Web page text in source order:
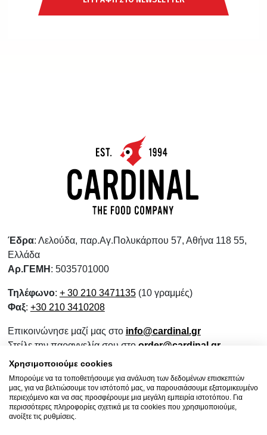
Έδρα: Λελούδα, παρ.Αγ.Πολυκάρπου 57, Αθήνα 118 55,
Ελλάδα
Αρ.ΓΕΜΗ : 5035701000
Τηλέφωνο: + 30 210 3471135(10 γραμμές)
Φαξ: +30 210 3410208
Επικοινώνησε μαζί μας στο info@cardinal.gr
Στείλε την παραγγελία σου στο order@cardinal.gr
Για αγορές λιανικής
www.wokshop.gr
Όροι Χρήσης
Πολιτική Προστασίας Προσωπικών Δεδομένων
Πολιτική Επιστροφών
Χρησιμοποιούμε cookies
Μπορούμε να τα τοποθετήσουμε για ανάλυση των δεδομένων επισκεπτών
μας, για να βελτιώσουμε τον ιστότοπό μας, να παρουσιάσουμε εξατομικευμένο
περιεχόμενο και να σας προσφέρουμε μια μεγάλη εμπειρία ιστοτόπου. Για
περισσότερες πληροφορίες σχετικά με τα cookies που χρησιμοποιούμε,
ανοίξτε τις ρυθμίσεις.